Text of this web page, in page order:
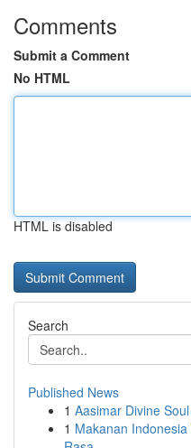
Comments
Submit a Comment
No HTML
HTML is disabled
Search
Published News
1 Aasimar Divine
1 Makanan